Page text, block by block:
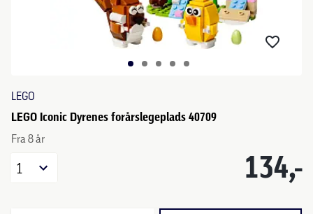
LEGO
LEGO Iconic Dyrenes forårslegeplads 40709
Fra 8 år
134,-
1